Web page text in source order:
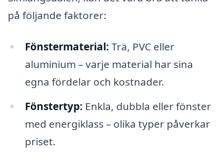
på följande faktorer:
Fönstermaterial: Trä, PVC eller
aluminium – varje material har sina
egna fördelar och kostnader.
Fönstertyp: Enkla, dubbla eller fönster
med energiklass – olika typer påverkar
priset.